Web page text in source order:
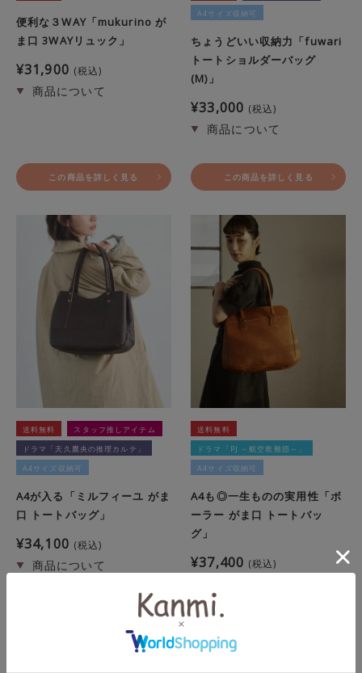
便利な３WAY「mukurino が
ま口 3WAYリュック」
¥31,900 税込
この商品を詳しく見る
A4サイズ収納可
ちょうどいい収納力「fuwari
トートショルダーバッグ
(M)」
¥33,000 税込
この商品を詳しく見る
送料無料
スタッフ推しアイテム
ドラマ「天久鷹央の推理カルテ」
A4サイズ収納可
A4が入る「ミルフィーユ がま
口 トートバッグ」
¥34,100 税込
この商品を詳しく見る
送料無料
ドラマ「PJ ～航空救難団～」
A4サイズ収納可
A4も◎一生ものの実用性「ボ
ーラー がま口 トートバッ
グ」
¥37,400 税込